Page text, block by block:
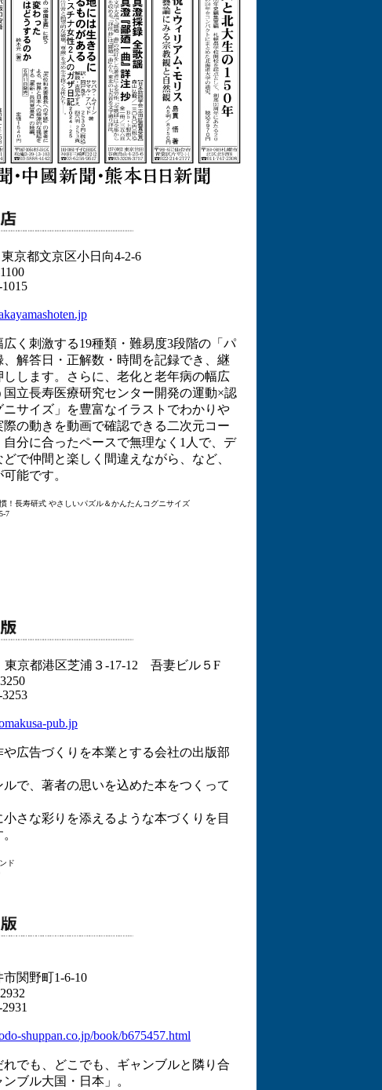
京都文京区小日向4-2-6
く刺激する19種類・難易度3段階の「パ
、解答日・正解数・時間を記録でき、継
しします。さらに、老化と老年病の幅広
国立長寿医療研究センター開発の運動×認
ニサイズ」を豊富なイラストでわかりや
の動きを動画で確認できる二次元コー
自分に合ったペースで無理なく1人で、デ
で仲間と楽しく間違えながら、など、
能です。
！長寿研式 やさしいパズル＆かんたんコグニサイズ
7
京都港区芝浦３-17-12 吾妻ビル５F
pub.jp
や広告づくりを本業とする会社の出版部
で、著者の思いを込めた本をつくって
小さな彩りを添えるような本づくりを目
ド
関野町1-6-10
shuppan.co.jp/book/b675457.html
れでも、どこでも、ギャンブルと隣り合
ブル大国・日本」。